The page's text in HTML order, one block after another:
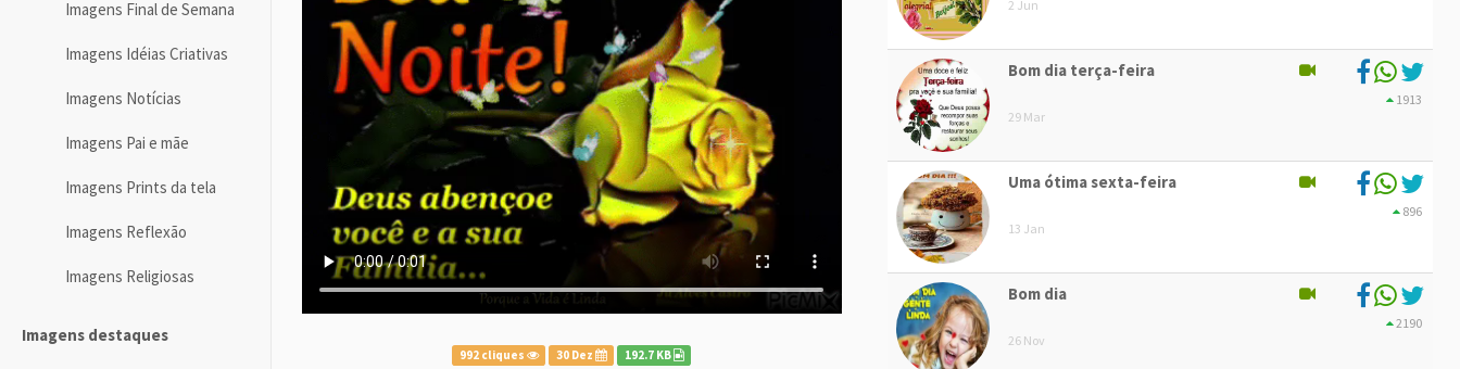
Imagens Final de Semana
Imagens Idéias Criativas
Imagens Notícias
Imagens Pai e mãe
Imagens Prints da tela
Imagens Reflexão
Imagens Religiosas
Imagens destaques
992 cliques 30 Dez 192.7 KB
2 Jun
Bom dia terça-feira
29 Mar
1913
Uma ótima sexta-feira
13 Jan
896
Bom dia
26 Nov
2190